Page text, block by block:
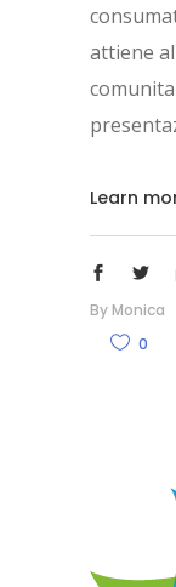
attiene
Learn
By Monica
0